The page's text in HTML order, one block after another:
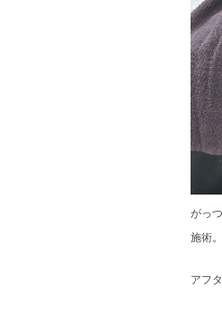
がっ
施術
アフ